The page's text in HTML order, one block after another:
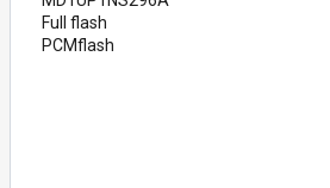
Full flash
PCMflash